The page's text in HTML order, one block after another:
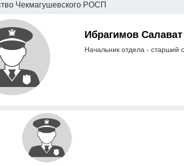
Чекмагушевского РОСП
Ибрагимов
Начальник отдела - старший